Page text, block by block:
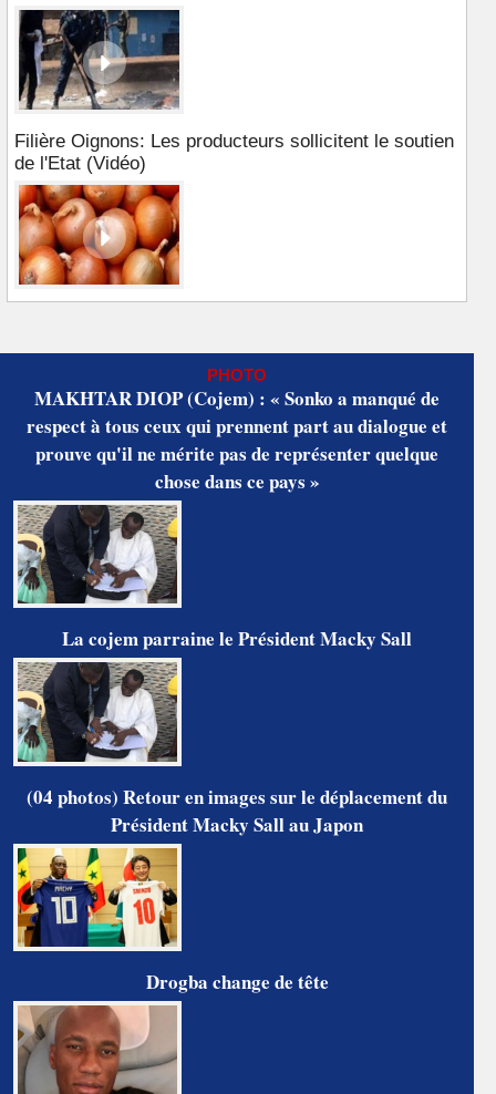
Filière Oignons: Les producteurs sollicitent le soutien
de l'Etat (Vidéo)
PHOTO
MAKHTAR DIOP (Cojem) : « Sonko a manqué de
respect à tous ceux qui prennent part au dialogue et
prouve qu'il ne mérite pas de représenter quelque
chose dans ce pays »
La cojem parraine le Président Macky Sall
(04 photos) Retour en images sur le déplacement du
Président Macky Sall au Japon
Drogba change de tête